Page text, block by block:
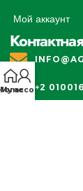
Мой аккаунт
+2
My account